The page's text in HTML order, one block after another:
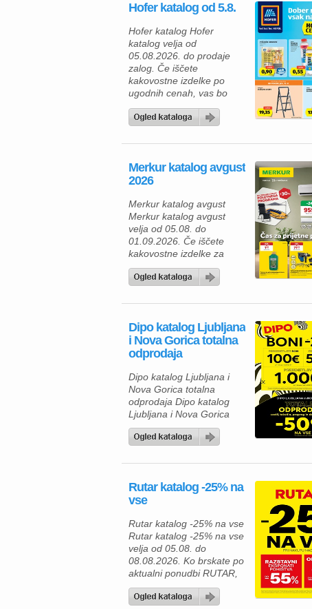
Hofer katalog od 5.8.
Hofer katalog Hofer
katalog velja od
05.08.2026. do prodaje
zalog. Če iščete
kakovostne izdelke po
ugodnih cenah, vas bo
zagotovo navdušila. Med
uporabo najdete številne
pijače, izdelke za dom in
gospodinjstvo ter
različna opravila. Za hiter
zajtrk ali malico lahko
izberete piščančje
hrenovke 200 […]
Merkur katalog avgust
2026
Merkur katalog avgust
Merkur katalog avgust
velja od 05.08. do
01.09.2026. Če iščete
kakovostne izdelke za
dom, vrt in delavnico, vas
bo aktualna ponudba iz
navdušila. Izkoristite
izbrane izdelke in
poskrbite za udobnejše
bivanje, lažje delo ter
prostega časa. V Merkur
ponudbi vas čakajo
gospodinjski aparati,
klimatske […]
Dipo katalog Ljubljana
i Nova Gorica totalna
odprodaja
Dipo katalog Ljubljana i
Nova Gorica totalna
odprodaja Dipo katalog
Ljubljana i Nova Gorica
totalna odprodaja velja od
05.08. do 08.08.2026.
Rutar katalog -25% na
vse
Rutar katalog -25% na vse
Rutar katalog -25% na vse
velja od 05.08. do
08.08.2026. Ko brskate po
aktualni ponudbi RUTAR,
vas čakajo številne
kakovostne rešitve za